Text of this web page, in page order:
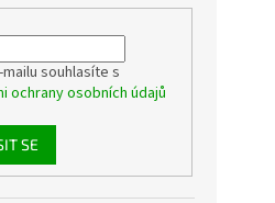
souhlasíte s
ochrany osobních údajů
SE